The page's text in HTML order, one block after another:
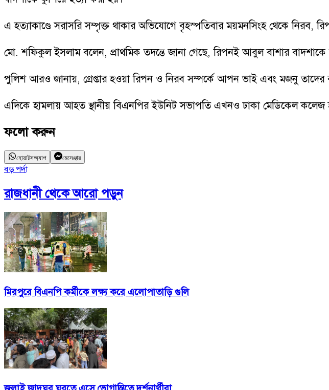
এ হত্যাকাণ্ডে সরাসরি সম্পৃক্ত থাকার অভিযোগে বৃহস্পতিবার ময়মনসিংহ থেকে নিরব,
মো. শফিকুল ইসলাম বলেন, প্রাথমিক তদন্তে জানা গেছে, রিপনই আবুল বাশার বাদশাকে
পুলিশ আরও জানায়, গ্রেপ্তার হওয়া রিপন ও নিরব সম্পর্কে আপন ভাই এবং মজনু তাদের
এদিকে হামলায় আহত স্থানীয় বিএনপির ইউনিট সভাপতি এখনও ঢাকা মেডিকেল কলেজ
ফলো করুন
হোয়াটসঅ্যাপ মেসেঞ্জার
বড় পর্দা
রাজধানীথেকে আরো পড়ুন
মিরপুরে বিএনপি কর্মীকে লক্ষ্য করে এলোপাতাড়ি গুলি